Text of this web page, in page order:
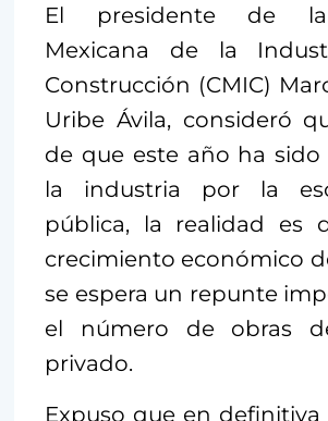
El presidente de la
Mexicana de la
Construcción (CMIC)
Uribe Ávila, consideró
de que este año ha sido
la industria por la
pública, la realidad es
crecimiento económico
se espera un repunte
el número de obras
privado.
Expuso que en definitiva